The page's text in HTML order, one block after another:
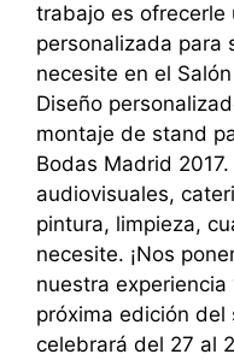
trabajo es ofrecerle
personalizada para
necesite en el
Diseño
montaje de stand
Bodas Madrid
audiovisuales,
pintura, limpieza,
necesite. ¡Nos
nuestra
próxima edición del
celebrará del 27 al